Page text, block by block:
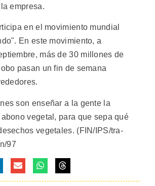
empresa.
en el movimiento mundial
En este movimiento, a
más de 30 millones de
pasan un fin de semana
son enseñar a la gente la
vegetal, para que sepa qué
vegetales. (FIN/IPS/tra-
97